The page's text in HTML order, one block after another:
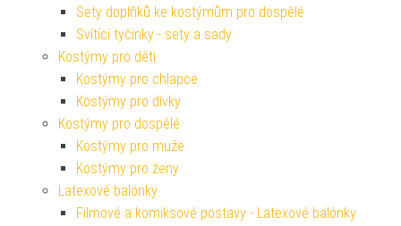
Sety doplňků ke kostýmům pro dospělé
Svítící tyčinky - sety a sady
Kostýmy pro děti
Kostýmy pro chlapce
Kostýmy pro dívky
Kostýmy pro dospělé
Kostýmy pro muže
Kostýmy pro ženy
Latexové balónky
Filmové a komiksové postavy - Latexové balónky